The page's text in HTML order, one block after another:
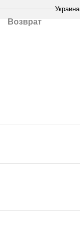
Украина
Возврат